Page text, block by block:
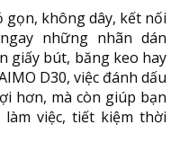
gọn, không dây, kết nối
những nhãn dán
giấy bút, băng keo hay
D30, việc đánh dấu
hơn, mà còn giúp bạn
việc, tiết kiệm thời